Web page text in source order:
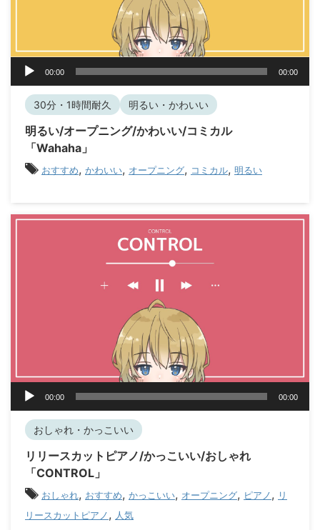
00:00 00:00
30分・1時間耐久 明るい・かわいい
明るい/オープニング/かわいい/コミカル
「Wahaha」
おすすめ, かわいい, オープニング, コミカル, 明るい
00:00 00:00
おしゃれ・かっこいい
リリースカットピアノ/かっこいい/おしゃれ
「CONTROL」
おしゃれ, おすすめ, かっこいい, オープニング, ピアノ , リ
リースカットピアノ , 人気